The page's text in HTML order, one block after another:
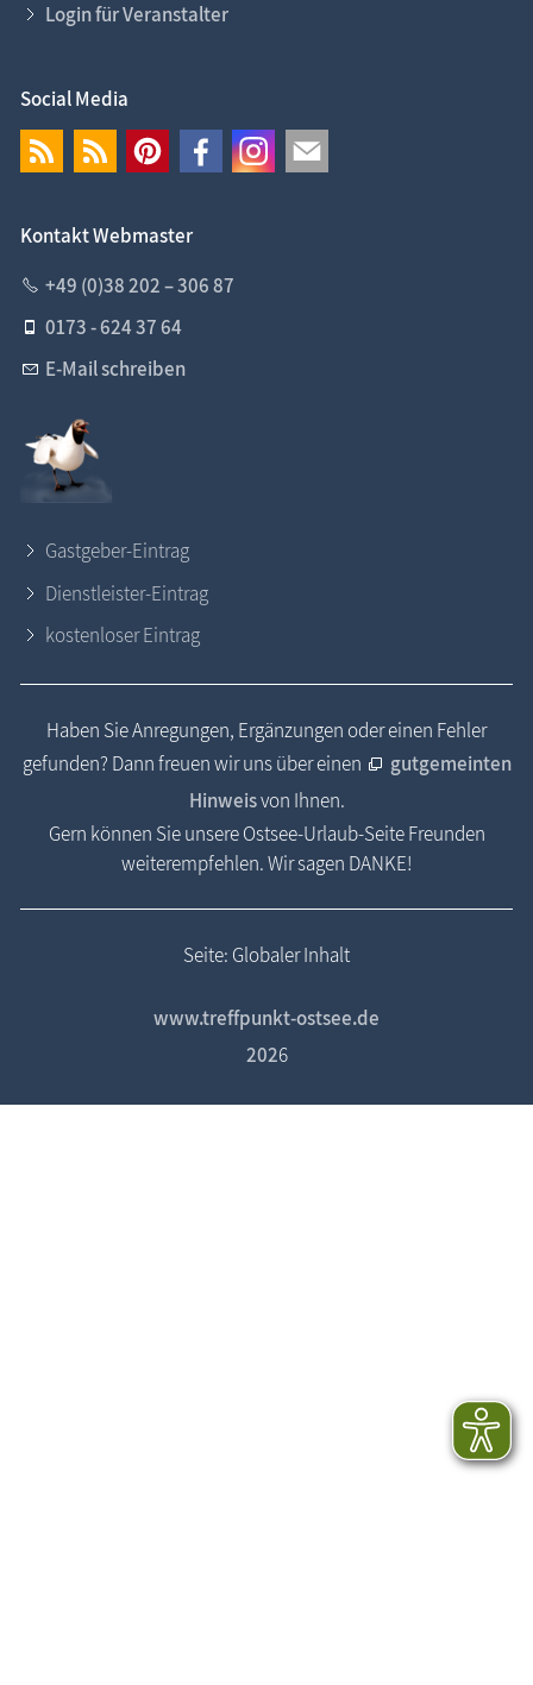
Login für Veranstalter
Social Media
Kontakt Webmaster
+49 (0)38 202 – 306 87
0173 - 624 37 64
E-Mail schreiben
Gastgeber-Eintrag
Dienstleister-Eintrag
kostenloser Eintrag
Haben Sie Anregungen, Ergänzungen oder einen Fehler
gefunden? Dann freuen wir uns über einen
gutgemeinten
Hinweisvon Ihnen.
Gern können Sie unsere Ostsee-Urlaub-Seite Freunden
weiterempfehlen. Wir sagen DANKE!
Seite: Globaler Inhalt
www.treffpunkt-ostsee.de
2026